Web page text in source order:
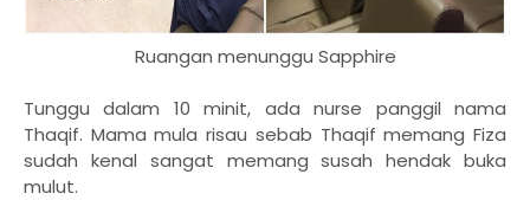
Ruangan menunggu Sapphire
Tunggu dalam 10 minit, ada nurse panggil nama
Thaqif. Mama mula risau sebab Thaqif memang Fiza
sudah kenal sangat memang susah hendak buka
mulut.